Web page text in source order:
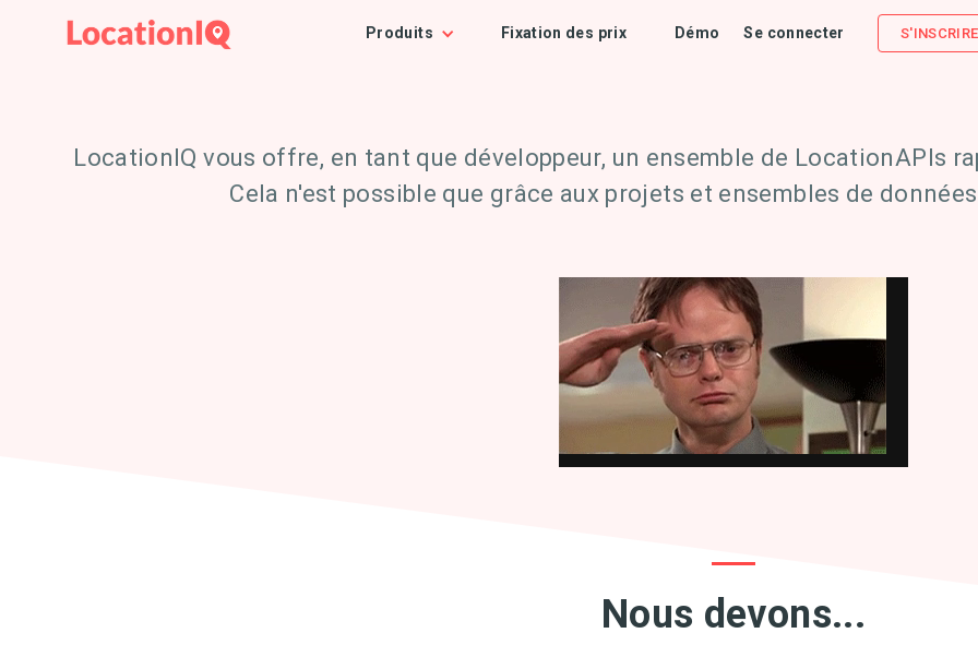
Produits Fixation des prix Démo Se connecter S'INSCRIRE
LocationIQ vous offre, en tant que développeur, un ensemble de LocationAPIs
Cela n'est possible que grâce aux projets et ensembles de
Nous devons...